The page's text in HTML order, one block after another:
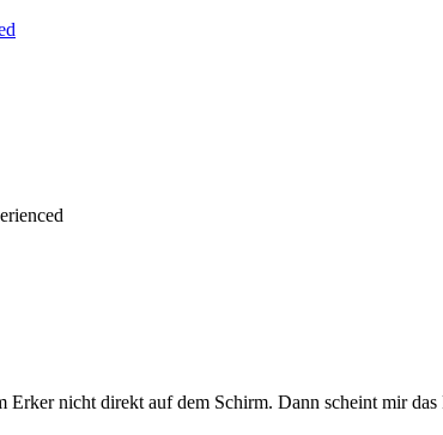
Erker nicht direkt auf dem Schirm. Dann scheint mir